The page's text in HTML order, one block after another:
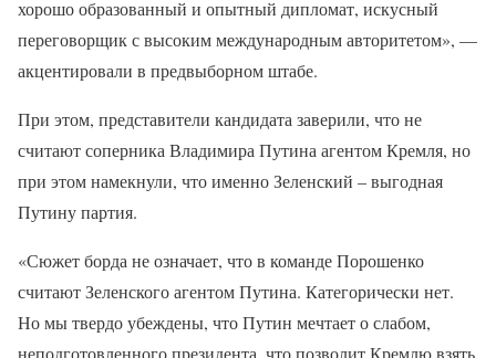
хорошо образованный и опытный дипломат, искусный
переговорщик с высоким международным авторитетом», —
акцентировали в предвыборном штабе.
При этом, представители кандидата заверили, что не
считают соперника Владимира Путина агентом Кремля, но
при этом намекнули, что именно Зеленский – выгодная
Путину партия.
«Сюжет борда не означает, что в команде Порошенко
считают Зеленского агентом Путина. Категорически нет.
Но мы твердо убеждены, что Путин мечтает о слабом,
неподготовленного президента, что позволит Кремлю взять